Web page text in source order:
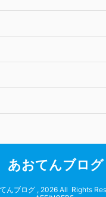
あおてんブログ
んブログ , 2026 All Rights